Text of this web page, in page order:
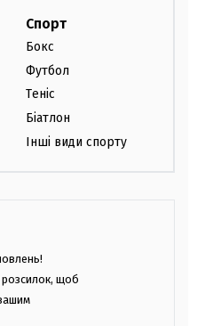
Спорт
Бокс
Футбол
Теніс
Біатлон
Інші види спорту
розсилок, щоб